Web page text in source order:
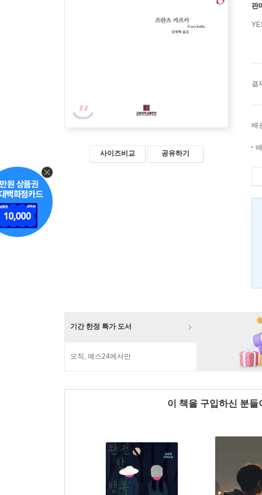
사이즈비교 공유하기
판
결
배
기간 한정 특가 도서
오직, 예스24에서만
이 책을 구입하신 분